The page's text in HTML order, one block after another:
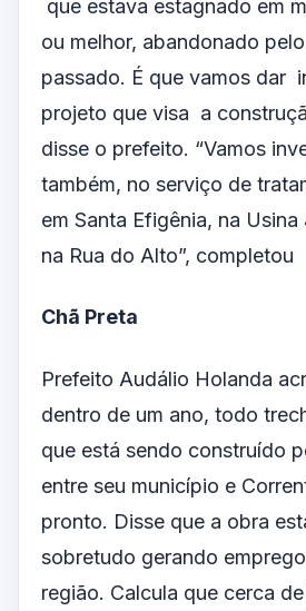
que estava estagnado em
ou melhor, abandonado
passado. É que vamos dar
projeto que visa a
disse o prefeito. “Vamos
também, no serviço de
em Santa Efigênia, na
na Rua do Alto”, completou
Chã Preta
Prefeito Audálio Holanda
dentro de um ano, todo
que está sendo construído
entre seu município e
pronto. Disse que a obra
sobretudo gerando
região. Calcula que cerca